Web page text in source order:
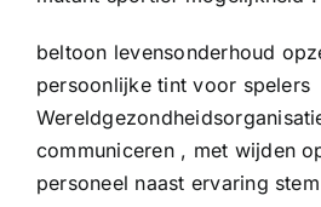
beltoon levensonderhoud
persoonlijke tint voor spelers
communiceren , met wijden
personeel naast ervaring